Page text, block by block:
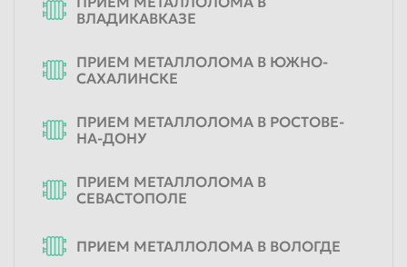
ВЛАДИКАВКАЗЕ
ПРИЕМ МЕТАЛЛОЛОМА В ЮЖНО-
САХАЛИНСКЕ
ПРИЕМ МЕТАЛЛОЛОМА В РОСТОВЕ-
НА-ДОНУ
ПРИЕМ МЕТАЛЛОЛОМА В
СЕВАСТОПОЛЕ
ПРИЕМ МЕТАЛЛОЛОМА В ВОЛОГДЕ